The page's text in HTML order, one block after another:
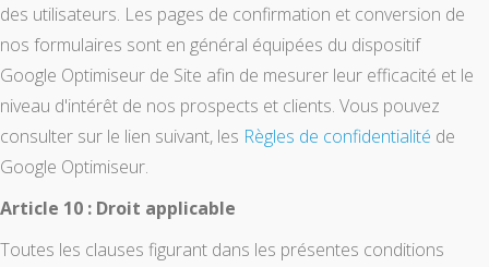
des utilisateurs. Les pages de confirmation et conversion de
nos formulaires sont en général équipées du dispositif
Google Optimiseur de Site afin de mesurer leur efficacité et le
niveau d'intérêt de nos prospects et clients. Vous pouvez
consulter sur le lien suivant, les Règles de confidentialité de
Google Optimiseur.
Article 10 : Droit applicable
Toutes les clauses figurant dans les présentes conditions